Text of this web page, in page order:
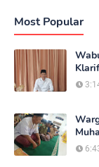
Most Popular